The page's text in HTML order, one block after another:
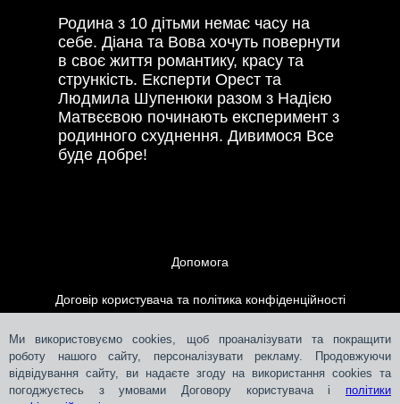
Ми використовуємо cookies, щоб проаналізувати та покращити
роботу нашого сайту, персоналізувати рекламу. Продовжуючи
відвідування сайту, ви надаєте згоду на використання cookies та
погоджуєтесь з умовами Договору користувача і політики
Родина з 10 дітьми немає часу на
себе. Діана та Вова хочуть повернути
в своє життя романтику, красу та
стрункість. Експерти Орест та
Людмила Шупенюки разом з Надією
Матвєєвою починають експеримент з
родинного схуднення. Дивимося Все
буде добре!
Допомога
Договір користувача та політика конфіденційності
Контакти
Розміщення реклами